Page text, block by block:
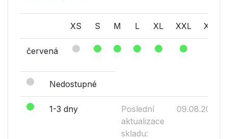
XS S M L XL XXL XXXL
červená
Nedostupné
1-3 dny
Poslední
aktualizace
skladu:
09.08.2026